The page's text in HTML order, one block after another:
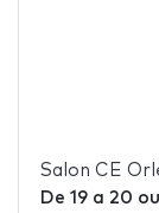
Salon CE
De 19a 20